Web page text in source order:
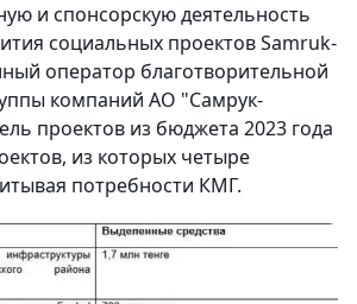
и спонсорскую деятельность
социальных проектов Samruk-
оператор благотворительной
компаний АО "Самрук-
проектов из бюджета 2023 года
из которых четыре
потребности КМГ.